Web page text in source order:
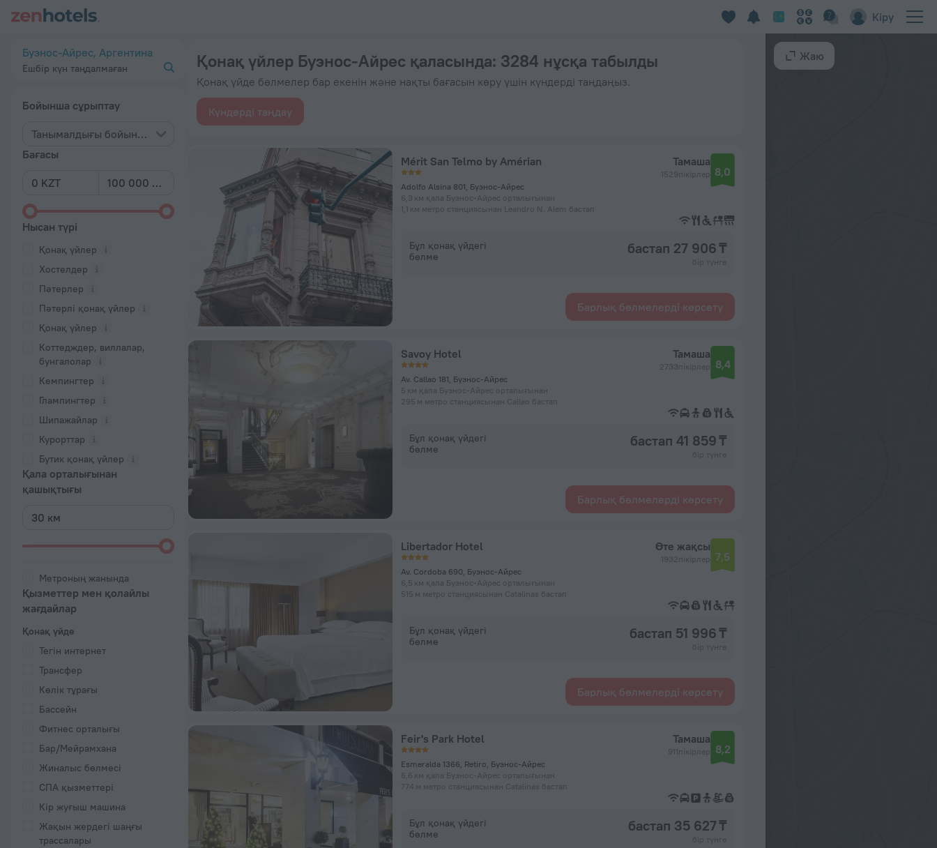
Кіру
Буэнос-Айрес, Аргентина
Ешбір күн таңдалмаған
Бойынша сұрыптау
Танымалдығы бойынша
Бағасы
Нысан түрі
Қонақ үйлер
Хостелдер
Пәтерлер
Пәтерлі қонақ үйлер
Қонақ үйлер
Коттедждер, виллалар,
бунгалолар
Кемпингтер
Глампингтер
Шипажайлар
Курорттар
Бутик қонақ үйлер
Қала орталығынан
қашықтығы
Метроның жанында
Қызметтер мен қолайлы
жағдайлар
Қонақ үйде
Тегін интернет
Трансфер
Көлік тұрағы
Бассейн
Фитнес орталығы
Бар/Мейрамхана
Жиналыс бөлмесі
СПА қызметтері
Кір жуғыш машина
Жақын жердегі шаңғы
трассалары
Қонақ үйлер Буэнос-Айрес қаласында: 3284 нұсқа табылды
Қонақ үйде бөлмелер бар екенін және нақты бағасын көру үшін күндерді таңдаңыз.
Күндерді таңдау
Mérit San Telmo by Amérian
Adolfo Alsina 801, Буэнос-Айрес
6,3 км қала Буэнос-Айрес орталығынан
1,1 км метро станциясынан Leandro N. Alem бастап
Тамаша
1529пікірлер 8,0
Бұл қонақ үйдегі
бөлме
бастап 27 906 ₸
Барлық бөлмелерді көрсету
Savoy Hotel
Av. Callao 181, Буэнос-Айрес
5 км қала Буэнос-Айрес орталығынан
295 м метро станциясынан Callao бастап
Тамаша
2733пікірлер 8,4
Бұл қонақ үйдегі
бөлме
бастап 41 859 ₸
Барлық бөлмелерді көрсету
Libertador Hotel
Av. Cordoba 690, Буэнос-Айрес
6,5 км қала Буэнос-Айрес орталығынан
515 м метро станциясынан Catalinas бастап
Өте жақсы
1932пікірлер 7,5
Бұл қонақ үйдегі
бөлме
бастап 51 996 ₸
Барлық бөлмелерді көрсету
Feir's Park Hotel
Esmeralda 1366, Retiro, Буэнос-Айрес
6,6 км қала Буэнос-Айрес орталығынан
774 м метро станциясынан Catalinas бастап
Тамаша
911пікірлер 8,2
Бұл қонақ үйдегі
бөлме
бастап 35 627 ₸
Жаю
20 үздік Қонақ үйлер Буэнос-Айрес қаласында 2026 бастап 12 613 ₸ — Қазір ZenHotels.com сайтында брондаңыз